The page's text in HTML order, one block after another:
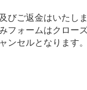
びご返金はいたし
フォームはクロー
ンセルとなります